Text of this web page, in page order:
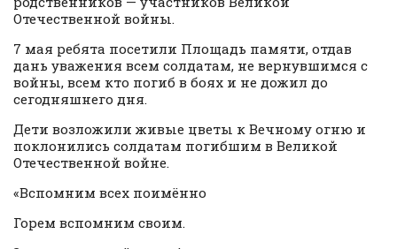
Отечественной войны.
7 мая ребята посетили Площадь памяти, отдав
дань уважения всем солдатам, не вернувшимся с
войны, всем кто погиб в боях и не дожил до
сегодняшнего дня.
Дети возложили живые цветы к Вечному огню и
поклонились солдатам погибшим в Великой
Отечественной войне.
«Вспомним всех поимённо
Горем вспомним своим.